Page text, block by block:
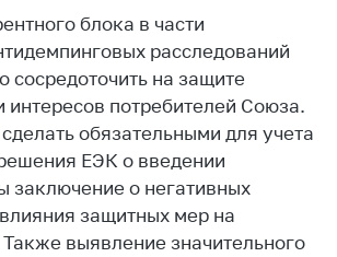
в МАРТ
юр. лиц
блока в части
расследований
сосредоточить на защите
интересов потребителей Союза.
обязательными для учета
ЕЭК о введении
заключение о негативных
защитных мер на
выявление значительного